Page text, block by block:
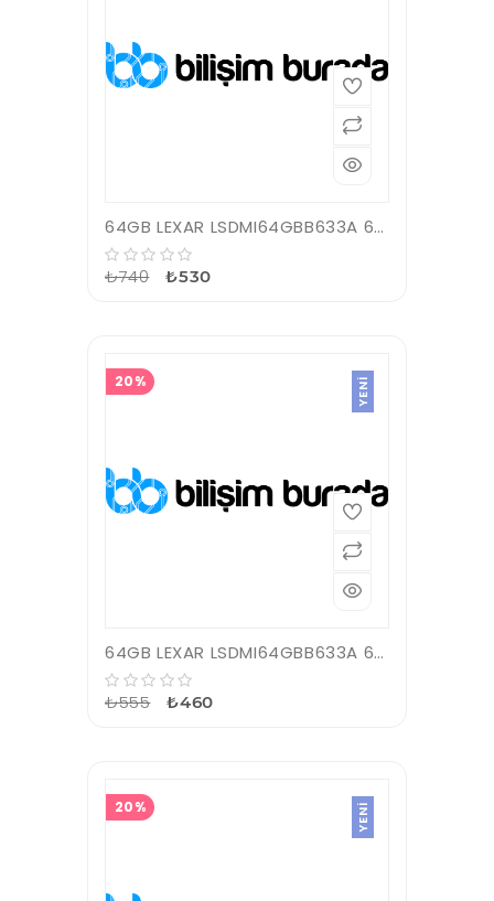
64GB LEXAR LSDMI64GBB633A 633X MICROSDXC HIGH-PERFORMANCE C10 A1 V30 U3 HAFIZA KARTI
₺740 ₺530
20% YENI
64GB LEXAR LSDMI64GBB633A 633X MICROSDXC HIGH-PERFORMANCE C10 A1 V30 U3 HAFIZA KARTI
₺555 ₺460
20% YENI